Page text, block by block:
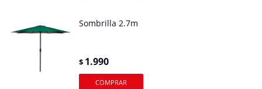
Sombrilla 2.7m
$ 1.990